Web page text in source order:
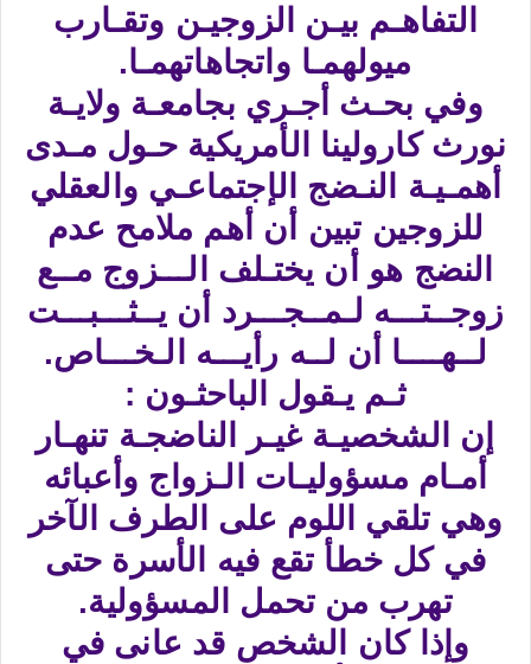
التفاهـم بيـن الزوجيـن وتقـارب
ميولهمـا واتجاهاتهمـا.
وفي بحـث أجـري بجامعـة ولايـة
نورث كارولينا الأمريكية حـول مـدى
أهمـيـة النـضج الإجتماعـي والعقلي
للزوجين تبين أن أهم ملامح عدم
النضج هو أن يختـلف الـــزوج مــع
زوجــتـــه لـمــجـــرد أن يــثـــبـــت
لــهــــا أن لــه رأيـــه الـخـــاص.
ثـم يـقول الباحثـون :
إن الشخصيـة غيـر الناضجـة تنهـار
أمـام مسؤوليـات الـزواج وأعبائه
وهي تلقي اللوم على الطرف الآخر
في كل خطأ تقع فيه الأسرة حتى
تهرب من تحمل المسؤولية.
وإذا كان الشخص قد عانى في